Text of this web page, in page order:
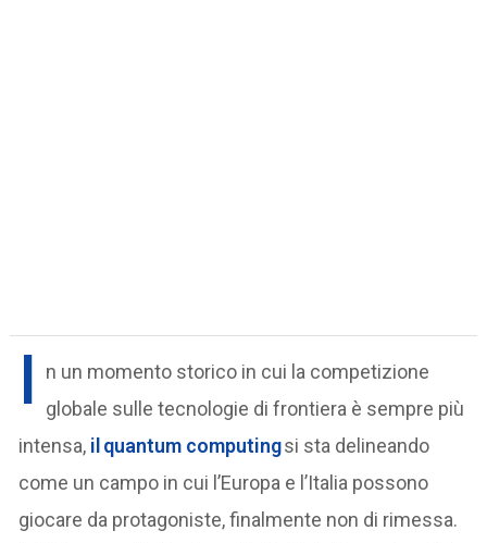
I
n un momento storico in cui la competizione
globale sulle tecnologie di frontiera è sempre più
intensa, ilquantum computingsi sta delineando
come un campo in cui l’Europa e l’Italia possono
giocare da protagoniste, finalmente non di rimessa.